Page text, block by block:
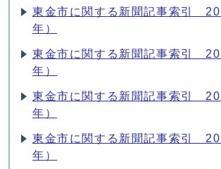
東金市に関する新聞記事索引
年）
東金市に関する新聞記事索引
年）
東金市に関する新聞記事索引
年）
東金市に関する新聞記事索引
年）